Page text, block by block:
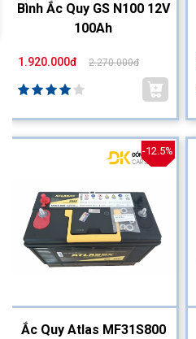
Bình Ắc Quy GS N100 12V
100Ah
1.920.000đ 2.270.000đ
-12.5%
Ắc Quy Atlas MF31S800